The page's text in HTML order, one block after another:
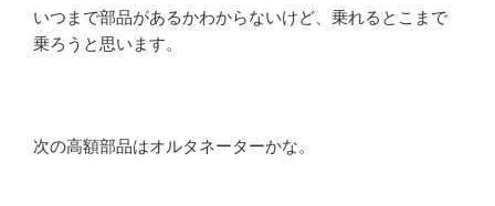
いつまで部品があるかわからないけど、乗れるとこまで
乗ろうと思います。
次の高額部品はオルタネーターかな。